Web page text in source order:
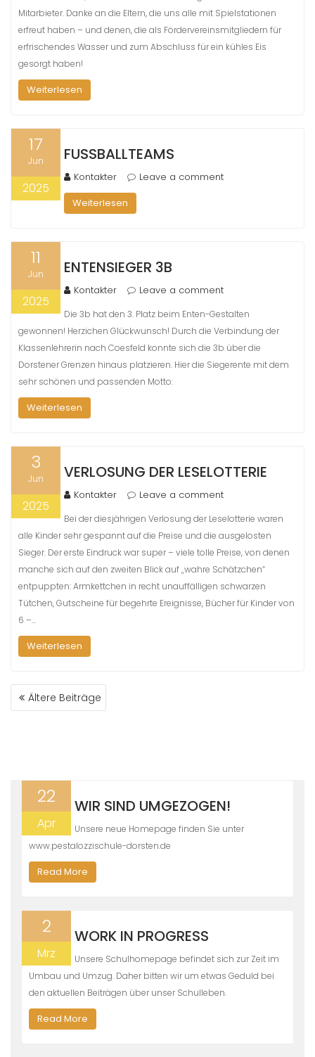
Mitarbieter. Danke an die Eltern, die uns alle mit Spielstationen
erfreut haben – und denen, die als Fördervereinsmitgliedern für
erfrischendes Wasser und zum Abschluss für ein kühles Eis
gesorgt haben!
Weiterlesen
17
Jun
2025
FUSSBALLTEAMS
Kontakter
Leave a comment
Weiterlesen
11
Jun
2025
ENTENSIEGER 3B
Kontakter Leave a comment
Die 3b hat den 3. Platz beim Enten-Gestalten
gewonnen! Herzichen Glückwunsch! Durch die Verbindung der
Klassenlehrerin nach Coesfeld konnte sich die 3b über die
Dorstener Grenzen hinaus platzieren. Hier die Siegerente mit dem
sehr schönen und passenden Motto:
Weiterlesen
3
Jun
2025
VERLOSUNG DER LESELOTTERIE
Kontakter Leave a comment
Bei der diesjährigen Verlosung der Leselotterie waren
alle Kinder sehr gespannt auf die Preise und die ausgelosten
Sieger. Der erste Eindruck war super – viele tolle Preise, von denen
manche sich auf den zweiten Blick auf „wahre Schätzchen“
entpuppten: Armkettchen in recht unauffälligen schwarzen
Tütchen, Gutscheine für begehrte Ereignisse, Bücher für Kinder von
6 –…
Weiterlesen
BEITRAGSNAVIGATION
Ältere Beiträge
22
Apr
WIR SIND UMGEZOGEN!
Unsere neue Homepage finden Sie unter
www.pestalozzischule-dorsten.de
Read More
2
Mrz
WORK IN PROGRESS
Unsere Schulhomepage befindet sich zur Zeit im
Umbau und Umzug. Daher bitten wir um etwas Geduld bei
den aktuellen Beiträgen über unser Schulleben.
Read More